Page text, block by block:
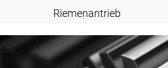
Riemenantrieb